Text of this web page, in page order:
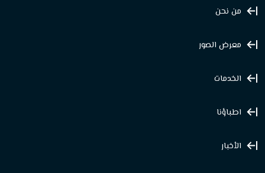
من نحن
معرض الصور
الخدمات
اطباؤنا
الأخبار